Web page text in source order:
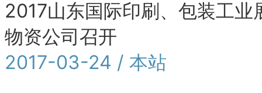
2017山东国际印刷、包装工业
物资公司召开
2017-03-24 / 本站